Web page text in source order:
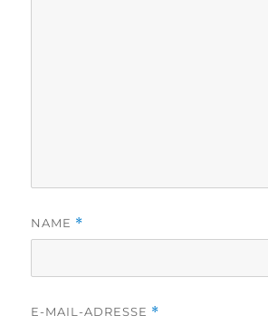
NAME *
E-MAIL-ADRESSE *